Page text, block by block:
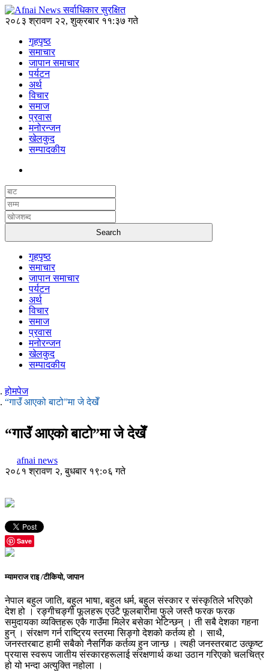
२०८३ श्रावण २२, शुक्रबार ११:३७ गते
गृहपृष्ठ
समाचार
जापान समाचार
पर्यटन
अर्थ
विचार
समाज
प्रवास
मनोरन्जन
खेलकुद
सम्पादकीय
गृहपृष्ठ
समाचार
जापान समाचार
पर्यटन
अर्थ
विचार
समाज
प्रवास
मनोरन्जन
खेलकुद
सम्पादकीय
होमपेज
“गाउॅं आएको बाटो”मा जे देखेँ
“गाउॅं आएको बाटो”मा जे देखेँ
afnai news
२०८१ श्रावण २, बुधबार १९:०६ गते
Save
म्यामराज राइ /टीकियो, जापान
नेपाल बहुल जाति, बहुल भाषा, बहुल धर्म, बहुल संस्कार र संस्कृतिले भरिएको
देश हो । रङ्गीचङ्गी फूलहरू एउटै फूलबारीमा फुले जस्तै फरक फरक
समुदायका व्यक्तिहरू एकै गाउॅंमा मिलेर बसेका भेटिन्छन् । ती सबै देशका गहना
हुन् । संरक्षण गर्न राष्ट्रिय स्तरमा सिङ्गो देशको कर्तव्य हो । साथै,
जनस्तरबाट हामी सबैको नैसर्गिक कर्तव्य हुन जान्छ । त्यही जनस्तरबाट उत्कृष्ट
प्रयास स्वरूप जातीय संस्कारहरूलाई संरक्षणार्थ कथा उठान गरिएको चलचित्र
हो यो भन्दा अत्युक्ति नहोला ।